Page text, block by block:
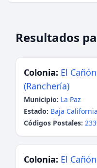
Resultados
Colonia: El
(Ranchería)
Municipio: La Paz
Estado: Baja
Códigos Postales:
Colonia: El